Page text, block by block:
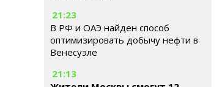
21:23
В РФ и ОАЭ найден способ
оптимизировать добычу нефти в
Венесуэле
21:13